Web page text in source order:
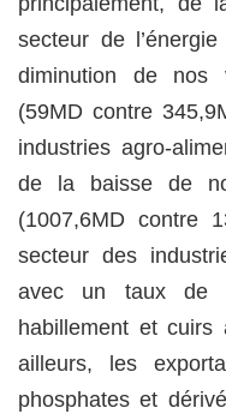
secteur de
diminution de nos
(59MD contre
industries agro-
de la baisse de
(1007,6MD contre
secteur des
avec un taux de
habillement et
ailleurs, les
phosphates et